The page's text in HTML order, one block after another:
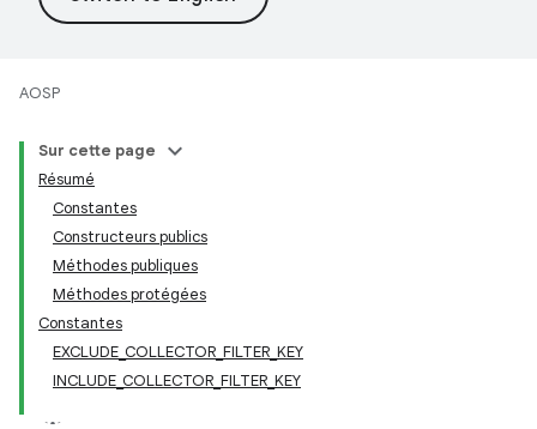
AOSP
Sur cette page
Résumé
Constantes
Constructeurs publics
Méthodes publiques
Méthodes protégées
Constantes
EXCLUDE_COLLECTOR_FILTER_KEY
INCLUDE_COLLECTOR_FILTER_KEY